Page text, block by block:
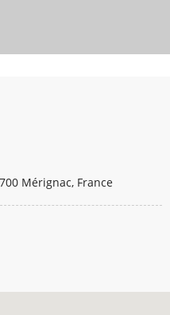
Mérignac, France